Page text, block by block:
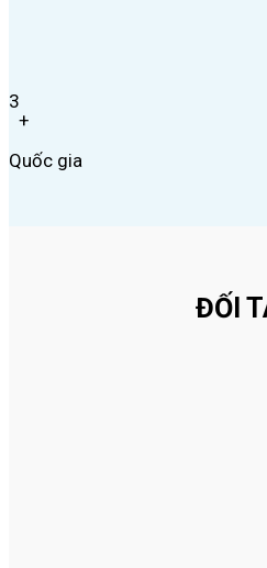
3
+
Quốc gia
ĐỐI